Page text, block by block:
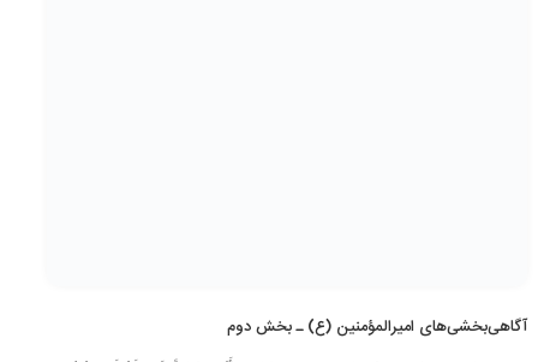
آگاهی‌بخشی‌های امیرالمؤمنین (ع) ـ بخش دوم